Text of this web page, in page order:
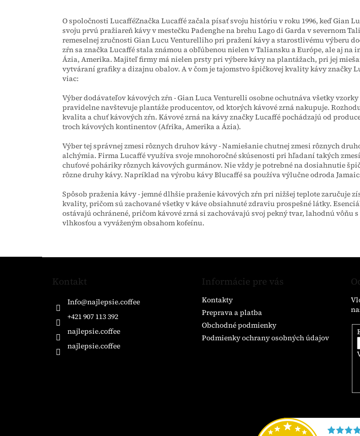
O spoločnosti LucafféZnačka Lucaffé začala písať svoju históriu v roku 1996, keď Gian
svoju prvú pražiareň kávy v mestečku Padenghe na brehu Lago di Garda v severnom
remeselnej zručnosti Gian Lucu Venturelliho pri pražení kávy a starostlivému výberu
zŕn sa značka Lucaffé stala známou a obľúbenou nielen v Taliansku a Európe, ale aj na
Ázia, Amerika. Majiteľ firmy má nielen prsty pri výbere kávy na plantážach, pri jej
vytváraní grafiky a dizajnu obalov. A v čom je tajomstvo špičkovej kvality kávy značky
viac:
Výber dodávateľov kávových zŕn - Gian Luca Venturelli osobne ochutnáva všetky
pravidelne navštevuje plantáže producentov, od ktorých kávové zrná nakupuje.
kvalita a chuť kávových zŕn. Kávové zrná na kávy značky Lucaffé pochádzajú od
troch kávových kontinentov (Afrika, Amerika a Ázia).
Výber tej správnej zmesi rôznych druhov kávy - Namiešanie chutnej zmesi rôznych
alchýmia. Firma Lucaffé využíva svoje mnohoročné skúsenosti pri hľadaní takých
chuťové poháriky rôznych kávových gurmánov. Nie vždy je potrebné na dosiahnutie
rôzne druhy kávy. Napríklad na výrobu kávy Blucaffé sa používa výlučne odroda
Spôsob praženia kávy - jemné dlhšie praženie kávových zŕn pri nižšej teplote zaručuje
kvality, pričom sú zachované všetky v káve obsiahnuté zdraviu prospešné látky.
ostávajú ochránené, pričom kávové zrná si zachovávajú svoj pekný tvar, lahodnú vôňu
vlhkosťou a vyváženým obsahom kofeínu.
Kontakt
Info@najlepsie.coffee
+421 907 113 392
najlepsie.coffee
najlepsie.coffee
Informácie pre vás
Kontakty
Preprava a platba
Obchodné podmienky
Podmienky ochrany osobných údajov